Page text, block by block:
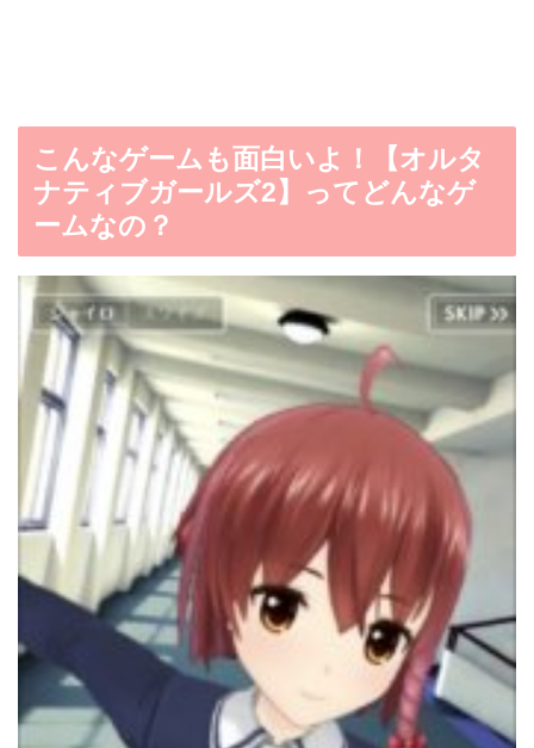
こんなゲームも面白いよ！【オルタ
ナティブガールズ2】ってどんなゲ
ームなの？